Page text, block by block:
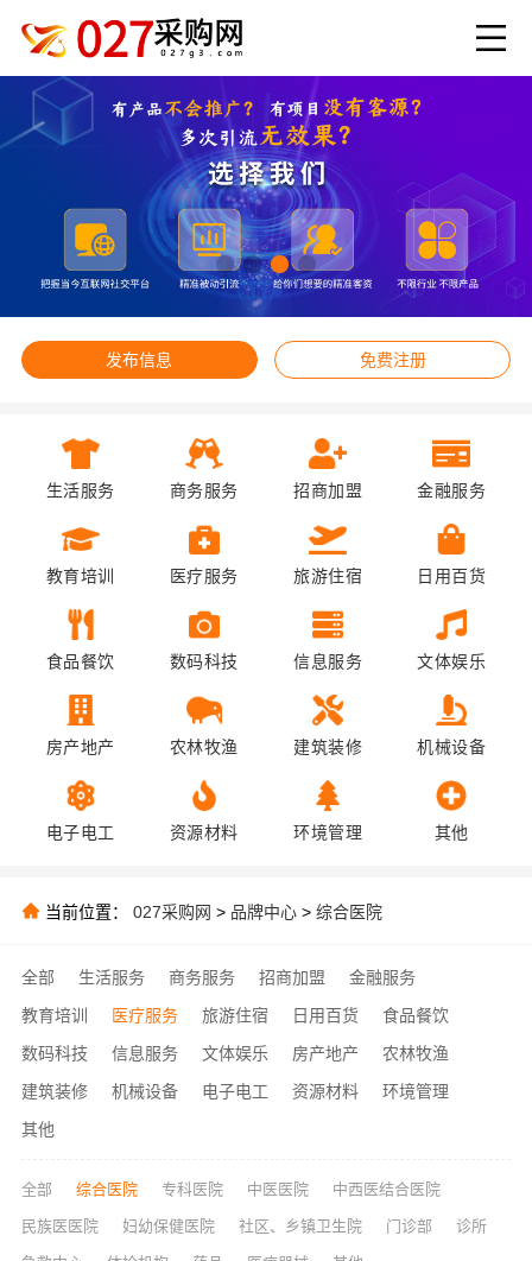
发布信息 免费注册
生活服务 商务服务 招商加盟 金融服务
教育培训 医疗服务 旅游住宿 日用百货
食品餐饮 数码科技 信息服务 文体娱乐
房产地产 农林牧渔 建筑装修 机械设备
电子电工 资源材料 环境管理 其他
当前位置： 027采购网 > 品牌中心 > 综合医院
全部 生活服务 商务服务 招商加盟
金融服务
教育培训
医疗服务 旅游住宿 日用百货
食品餐饮
数码科技
信息服务 文体娱乐 房产地产
农林牧渔
建筑装修
机械设备 电子电工 资源材料
环境管理
其他
全部 综合医院 专科医院 中医医院 中西医结合医院
民族医医院 妇幼保健医院 社区、乡镇卫生院 门诊部 诊所